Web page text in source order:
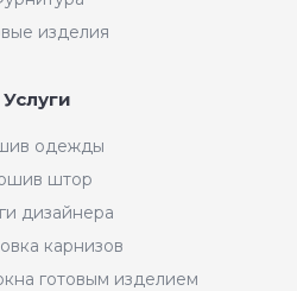
изделия
Услуги
одежды
штор
дизайнера
карнизов
готовым изделием